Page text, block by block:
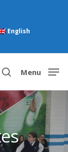
English
Menu